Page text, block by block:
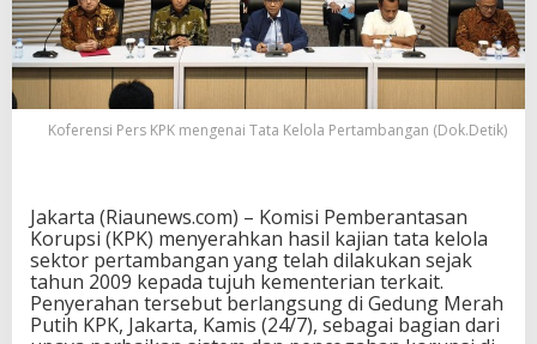
Koferensi Pers KPK mengenai Tata Kelola Pertambangan (Dok.Detik)
Jakarta (Riaunews.com) – Komisi Pemberantasan
Korupsi (KPK) menyerahkan hasil kajian tata kelola
sektor pertambangan yang telah dilakukan sejak
tahun 2009 kepada tujuh kementerian terkait.
Penyerahan tersebut berlangsung di Gedung Merah
Putih KPK, Jakarta, Kamis (24/7), sebagai bagian dari